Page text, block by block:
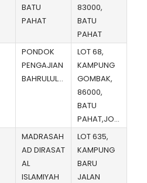
BATU
PAHAT
83000,
BATU
PAHAT
PONDOK
PENGAJIAN
BAHRULULUM
LOT 68,
KAMPUNG
GOMBAK,
86000,
BATU
PAHAT,JOHOR
MADRASAH
AD DIRASAT
AL
ISLAMIYAH
LOT 635,
KAMPUNG
BARU
JALAN